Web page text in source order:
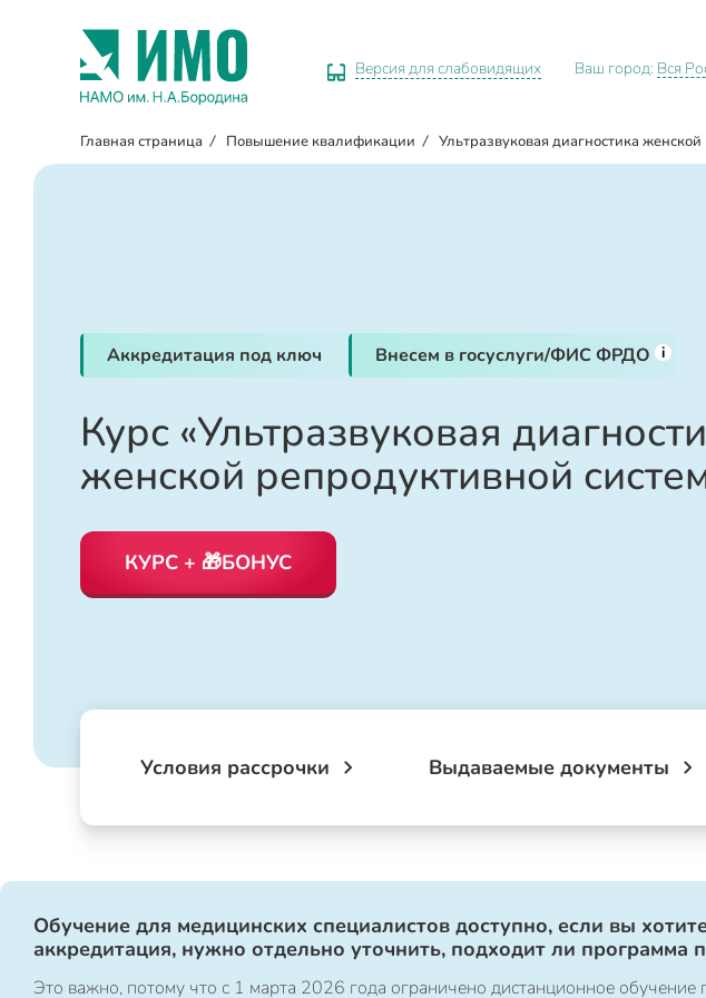
Версия для слабовидящих Ваш город: Вся
Главная страница / Повышение квалификации / Ультразвуковая диагностика
Аккредитация под ключ Внесем в госуслуги/ФИС ФРДО i
Курс «Ультразвуковая
женской репродуктивной
КУРС + 🎁БОНУС
Условия рассрочки Выдаваемые документы
Обучение для медицинских специалистов доступно, если вы
аккредитация, нужно отдельно уточнить, подходит ли программа
Это важно, потому что с 1 марта 2026 года ограничено дистанционное